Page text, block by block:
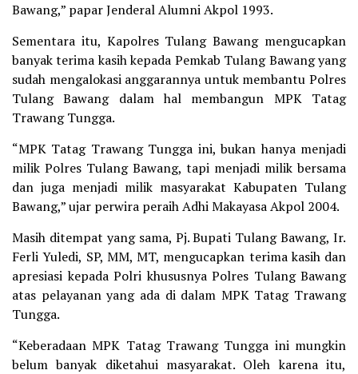
Bawang,” papar Jenderal Alumni Akpol 1993.
Sementara itu, Kapolres Tulang Bawang mengucapkan
banyak terima kasih kepada Pemkab Tulang Bawang yang
sudah mengalokasi anggarannya untuk membantu Polres
Tulang Bawang dalam hal membangun MPK Tatag
Trawang Tungga.
“MPK Tatag Trawang Tungga ini, bukan hanya menjadi
milik Polres Tulang Bawang, tapi menjadi milik bersama
dan juga menjadi milik masyarakat Kabupaten Tulang
Bawang,” ujar perwira peraih Adhi Makayasa Akpol 2004.
Masih ditempat yang sama, Pj. Bupati Tulang Bawang, Ir.
Ferli Yuledi, SP, MM, MT, mengucapkan terima kasih dan
apresiasi kepada Polri khususnya Polres Tulang Bawang
atas pelayanan yang ada di dalam MPK Tatag Trawang
Tungga.
“Keberadaan MPK Tatag Trawang Tungga ini mungkin
belum banyak diketahui masyarakat. Oleh karena itu,